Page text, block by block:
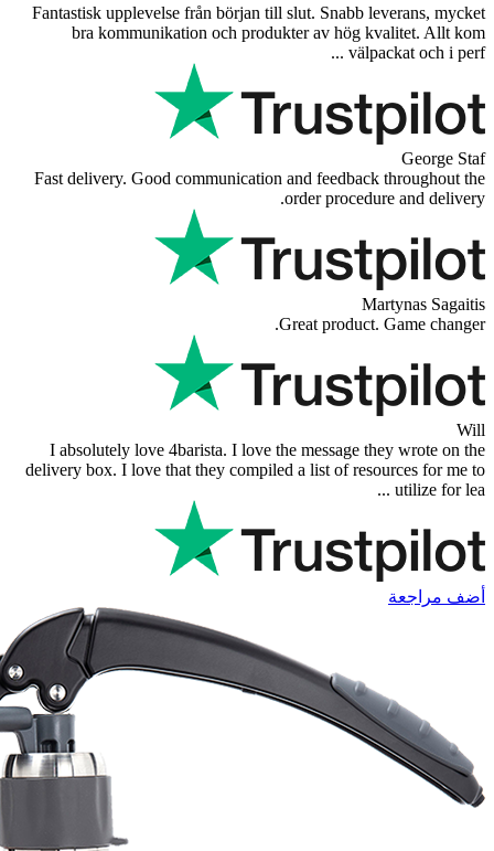
Fantastisk upplevelse från början till
bra kommunikation och
Fast delivery. Good communication
I absolutely love 4barista. I love the
delivery box. I love that they compiled a